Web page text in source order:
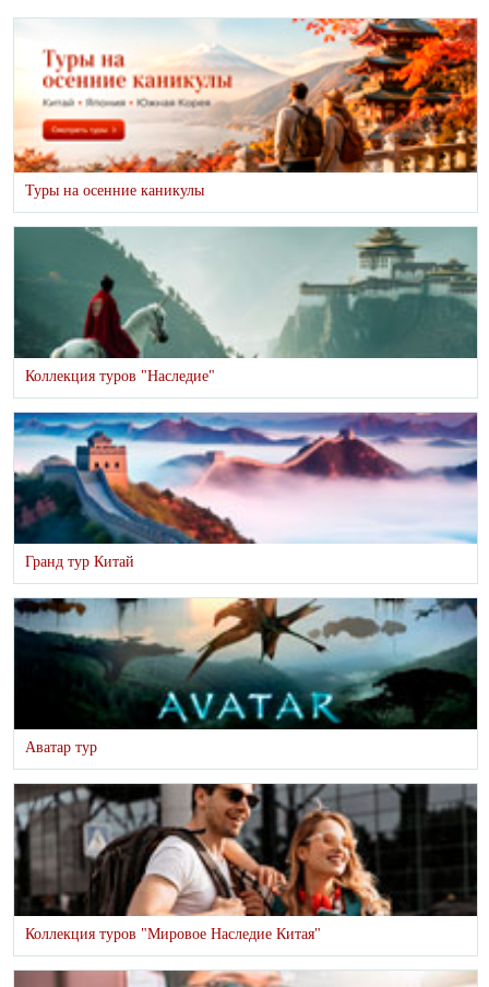
Туры на осенние каникулы
Коллекция туров "Наследие"
Гранд тур Китай
Аватар тур
Коллекция туров "Мировое Наследие Китая"